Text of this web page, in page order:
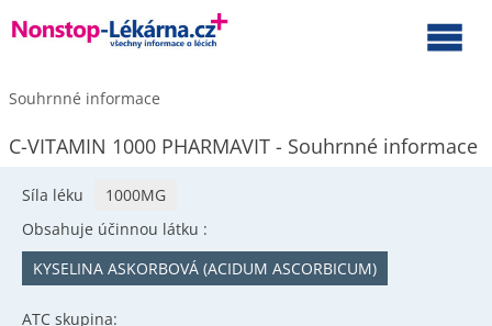
Souhrnné informace
C-VITAMIN 1000 PHARMAVIT - Souhrnné informace
Síla léku
1000MG
Obsahuje účinnou látku :
KYSELINA ASKORBOVÁ (ACIDUM ASCORBICUM)
ATC skupina: